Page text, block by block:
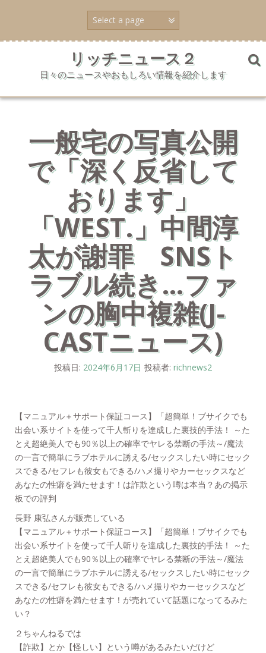
ン
ッ
リッチニュース２
日々のニュースやおもしろい情報を紹介します
一般宅の写真公開
で「深く反省して
おります」
「WEST.」中間淳
太が謝罪 SNSト
ラブル続き…ファ
ンの胸中複雑(J-
CASTニュース)
投稿日: 2024年6月17日 投稿者: richnews2
【マニュアル＋サポート保証コース】「超簡単！ブサイクでも
出会い系サイトを使って千人斬りを達成した裏技的手法！ ～た
とえ超絶美人でも90％以上の確率でヤレる禁断の手法～/魔法
の一言で簡単にラブホテルに誘える/セックスしたい時にセック
スできる/セフレも彼女もできる/ハメ撮りやカーセックスなど
あなたの性癖を満たせます！は詐欺という噂は本当？あの掲示
板での評判
長野 康弘さんが販売している
【マニュアル＋サポート保証コース】「超簡単！ブサイクでも
出会い系サイトを使って千人斬りを達成した裏技的手法！ ～た
とえ超絶美人でも90％以上の確率でヤレる禁断の手法～/魔法
の一言で簡単にラブホテルに誘える/セックスしたい時にセック
スできる/セフレも彼女もできる/ハメ撮りやカーセックスなど
あなたの性癖を満たせます！が売れていて話題になってるみた
い？
２ちゃんねるでは
【詐欺】とか【怪しい】という噂があるみたいだけど